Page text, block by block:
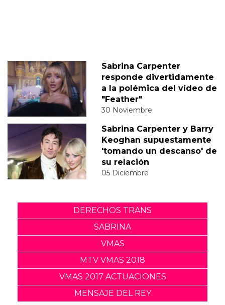
Sabrina Carpenter
responde divertidamente
a la polémica del vídeo de
"Feather"
30 Noviembre
Sabrina Carpenter y Barry
Keoghan supuestamente
'tomando un descanso' de
su relación
05 Diciembre
DERECHOS TRANS
SABRINA
VMAS
MTV VMAS 2018
VMAS 2017 ACTUACIONES
MENSAJE DEL REY